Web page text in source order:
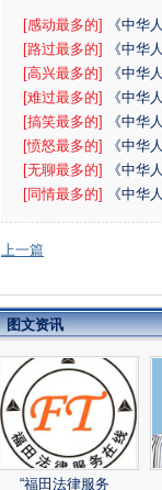
[感动最多的]
《中华
例》
[路过最多的]
《中华
例》
[高兴最多的]
《中华
例》
[难过最多的]
《中华
例》
[搞笑最多的]
《中华
例》
[愤怒最多的]
《中华
例》
[无聊最多的]
《中华
例》
[同情最多的]
《中华
例》
上一篇
图文资讯
“福田法律服务